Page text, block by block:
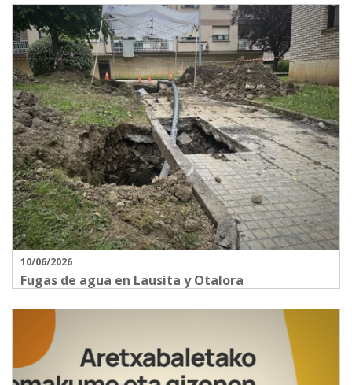
10/06/2026
Fugas de agua en Lausita y Otalora